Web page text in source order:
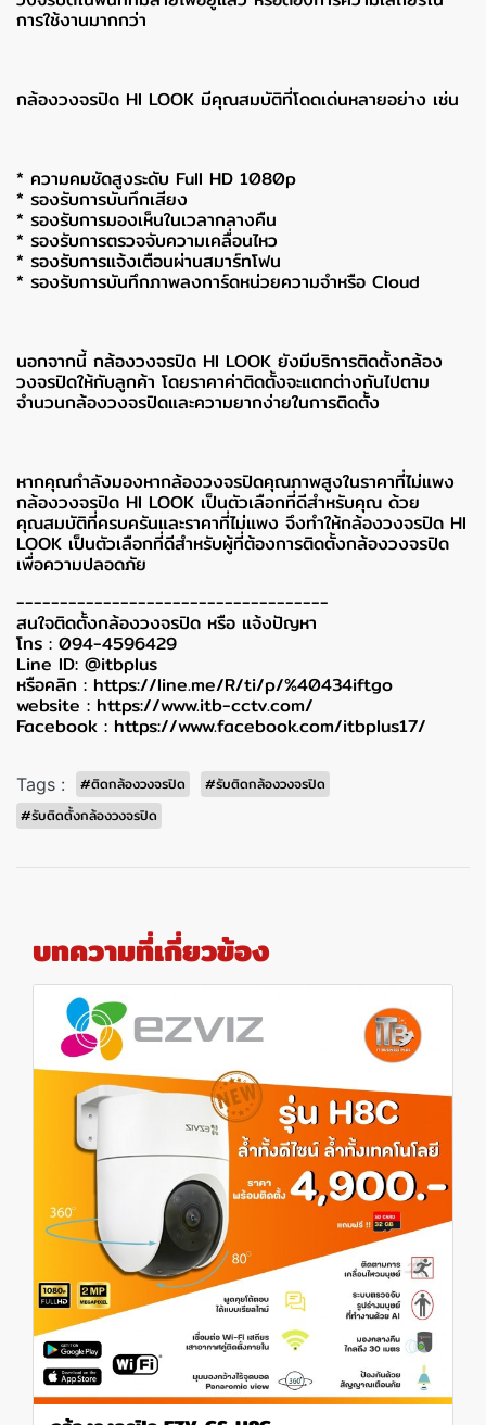
การใช้งานมากกว่า
กล้องวงจรปิด HI LOOK มีคุณสมบัติที่โดดเด่นหลายอย่าง เช่น
* ความคมชัดสูงระดับ Full HD 1080p
* รองรับการบันทึกเสียง
* รองรับการมองเห็นในเวลากลางคืน
* รองรับการตรวจจับความเคลื่อนไหว
* รองรับการแจ้งเตือนผ่านสมาร์ทโฟน
* รองรับการบันทึกภาพลงการ์ดหน่วยความจำหรือ Cloud
นอกจากนี้ กล้องวงจรปิด HI LOOK ยังมีบริการติดตั้งกล้อง
วงจรปิดให้กับลูกค้า โดยราคาค่าติดตั้งจะแตกต่างกันไปตาม
จำนวนกล้องวงจรปิดและความยากง่ายในการติดตั้ง
หากคุณกำลังมองหากล้องวงจรปิดคุณภาพสูงในราคาที่ไม่แพง
กล้องวงจรปิด HI LOOK เป็นตัวเลือกที่ดีสำหรับคุณ ด้วย
คุณสมบัติที่ครบครันและราคาที่ไม่แพง จึงทำให้กล้องวงจรปิด HI
LOOK เป็นตัวเลือกที่ดีสำหรับผู้ที่ต้องการติดตั้งกล้องวงจรปิด
เพื่อความปลอดภัย
------------------------------------
สนใจติดตั้งกล้องวงจรปิด หรือ แจ้งปัญหา
โทร : 094-4596429
Line ID: @itbplus
หรือคลิก : https://line.me/R/ti/p/%40434iftgo
website : https://www.itb-cctv.com/
Facebook : https://www.facebook.com/itbplus17/
Tags : #ติดกล้องวงจรปิด
#รับติดกล้องวงจรปิด
#รับติดตั้งกล้องวงจรปิด
บทความที่เกี่ยวข้อง